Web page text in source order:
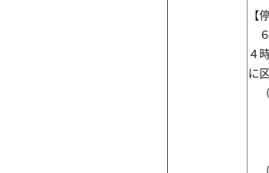
【
４
に
(
(
(